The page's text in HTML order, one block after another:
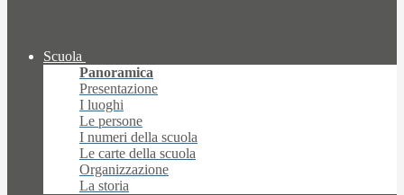
Scuola
Panoramica
Presentazione
I luoghi
Le persone
I numeri della scuola
Le carte della scuola
Organizzazione
La storia